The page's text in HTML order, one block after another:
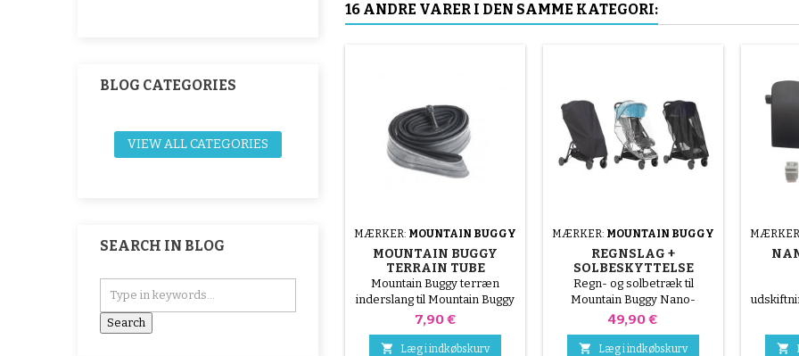
BLOG CATEGORIES
VIEW ALL CATEGORIES
SEARCH IN BLOG
vedligeholdelse. De er
kompatible med Mountain
16 ANDRE VARER I DEN SAMME KATEGORI:
MÆRKER: MOUNTAIN BUGGY
MOUNTAIN BUGGY
TERRAIN TUBE
Mountain Buggy terræn
inderslang til Mountain Buggy
terrændæk 16x1,75
Pris
7,90 €
 Læg i indkøbskurv
MÆRKER: MOUNTAIN BUGGY
REGNSLAG +
SOLBESKYTTELSE
NANO MOUNTAIN
BUGGY KLAPVOGN
Regn- og solbetræk til
Mountain Buggy Nano-
klapvogn
Pris
49,90 €
 Læg i indkøbskurv
med
